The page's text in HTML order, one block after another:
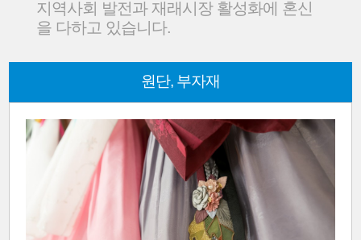
지역사회 발전과 재래시장 활성화에 혼신
을 다하고 있습니다.
원단, 부자재